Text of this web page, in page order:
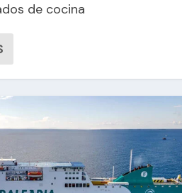
de cocina